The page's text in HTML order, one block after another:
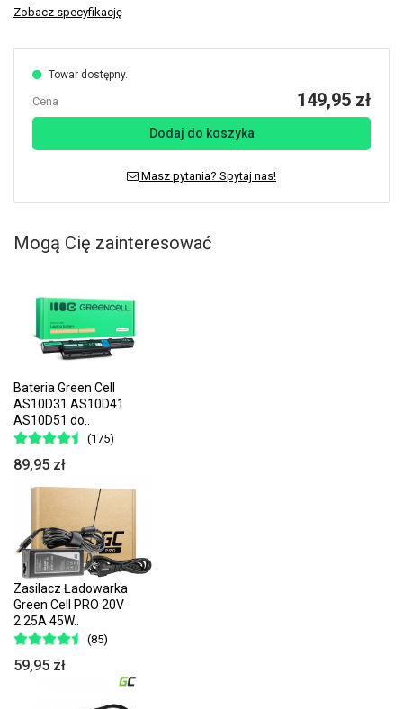
Zobacz specyfikację
Towar dostępny.
Cena 149,95 zł
Dodaj do koszyka
Masz pytania? Spytaj nas!
Mogą Cię zainteresować
Bateria Green Cell
AS10D31 AS10D41
AS10D51 do..
(175)
89,95 zł
Zasilacz Ładowarka
Green Cell PRO 20V
2.25A 45W..
(85)
59,95 zł